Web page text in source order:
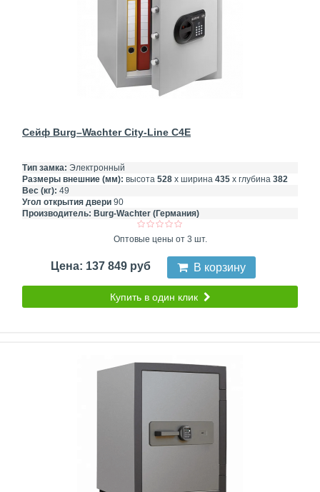
Сейф Burg–Wachter City-Line C4E
Тип замка: Электронный
Размеры внешние (мм): высота 528 х ширина 435 х глубина 382
Вес (кг): 49
Угол открытия двери 90
Производитель: Burg-Wachter (Германия)
Оптовые цены от 3 шт.
Цена: 137 849 руб В корзину
Купить в один клик